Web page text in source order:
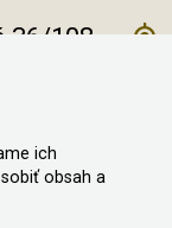
36/108
ich
obsah a